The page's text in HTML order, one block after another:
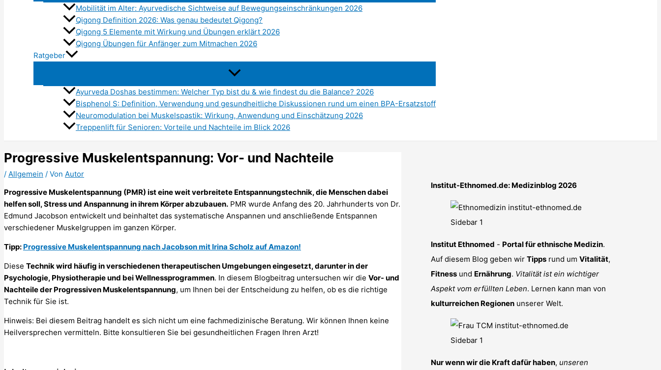
Mobilität im Alter: Ayurvedische Sichtweise auf Bewegungseinschränkungen 2026
Qigong Definition 2026: Was genau bedeutet Qigong?
Qigong 5 Elemente mit Wirkung und Übungen erklärt 2026
Qigong Übungen für Anfänger zum Mitmachen 2026
Ratgeber
Ayurveda Doshas bestimmen: Welcher Typ bist du & wie findest du die Balance? 2026
Bisphenol S: Definition, Verwendung und gesundheitliche Diskussionen rund um einen BPA-Ersatzstoff
Neuromodulation bei Muskelspastik: Wirkung, Anwendung und Einschätzung 2026
Treppenlift für Senioren: Vorteile und Nachteile im Blick 2026
Progressive Muskelentspannung: Vor- und Nachteile
/ Allgemein / Von Autor
Progressive Muskelentspannung (PMR) ist eine weit verbreitete Entspannungstechnik, die Menschen dabei
helfen soll, Stress und Anspannung in ihrem Körper abzubauen. PMR wurde Anfang des 20. Jahrhunderts von Dr.
Edmund Jacobson entwickelt und beinhaltet das systematische Anspannen und anschließende Entspannen
verschiedener Muskelgruppen im ganzen Körper.
Tipp: Progressive Muskelentspannung nach Jacobson mit Irina Scholz auf Amazon!
Diese Technik wird häufig in verschiedenen therapeutischen Umgebungen eingesetzt, darunter in der
Psychologie, Physiotherapie und bei Wellnessprogrammen. In diesem Blogbeitrag untersuchen wir die Vor- und
Nachteile der Progressiven Muskelentspannung, um Ihnen bei der Entscheidung zu helfen, ob es die richtige
Technik für Sie ist.
Hinweis: Bei diesem Beitrag handelt es sich nicht um eine fachmedizinische Beratung. Wir können Ihnen keine
Heilversprechen vermitteln. Bitte konsultieren Sie bei gesundheitlichen Fragen Ihren Arzt!
Institut-Ethnomed.de: Medizinblog 2026
Institut Ethnomed - Portal für ethnische Medizin.
Auf diesem Blog geben wir Tipps rund um Vitalität,
Fitness und Ernährung. Vitalität ist ein wichtiger
Aspekt vom erfüllten Leben. Lernen kann man von
kulturreichen Regionen unserer Welt.
Nur wenn wir die Kraft dafür haben, unseren